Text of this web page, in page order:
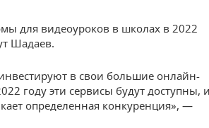
для видеоуроков в школах в 2022
Шадаев.
в свои большие онлайн-
году эти сервисы будут доступны, и
определенная конкуренция», —